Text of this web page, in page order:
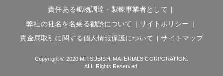
責任ある鉱物調達・製錬事業者として
弊社の社名を名乗る勧誘について
サイトポリシー
貴金属取引に関する個人情報保護について
サイトマップ
Copyright © 2020 MITSUBISHI MATERIALS CORPORATION.
ALL Rights Reserved.